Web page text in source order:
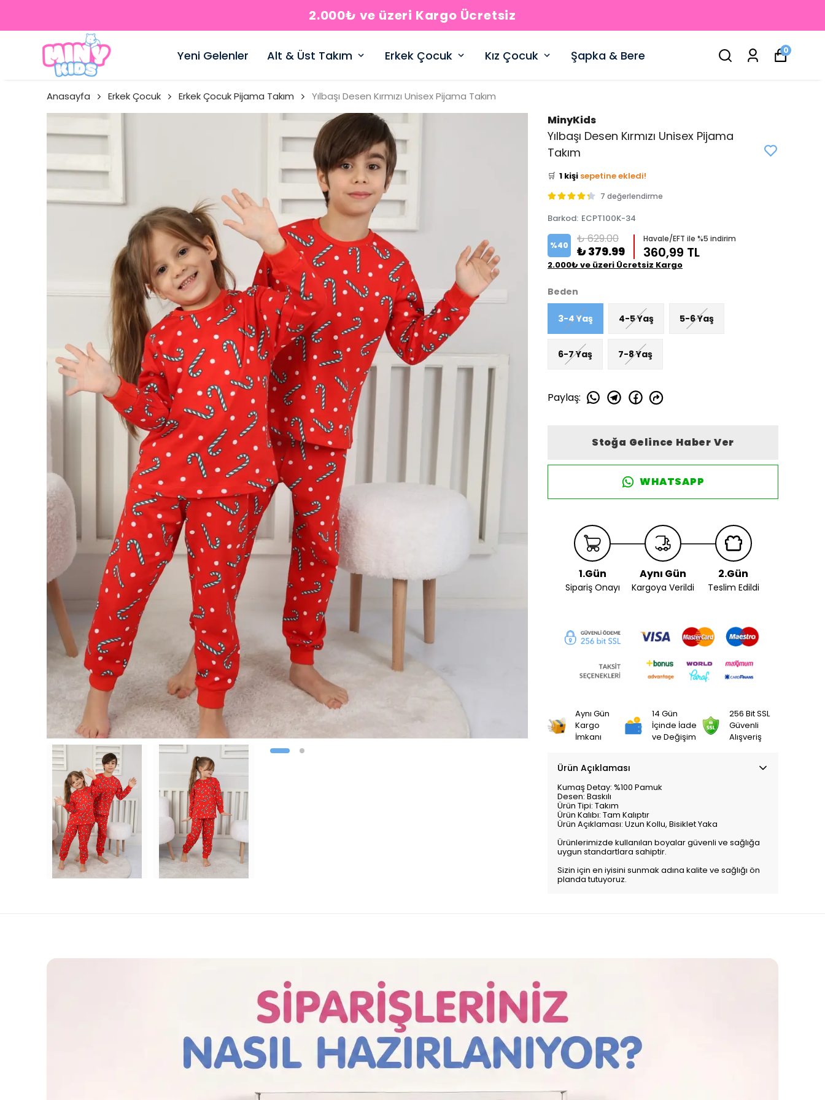
2.000₺ ve üzeri Kargo Ücretsiz
Yeni Gelenler Alt & Üst Takım Erkek Çocuk Kız Çocuk Şapka & Bere 0
Anasayfa Erkek Çocuk Erkek Çocuk Pijama Takım Yılbaşı Desen Kırmızı Unisex Pijama Takım
MinyKids
Yılbaşı Desen Kırmızı Unisex Pijama
Takım
👀 Şu an
🛒 1 kişi sepetine ekledi!
✅
Bugün 0 adet7 değerlendirme
Barkod: ECPT100K-34
%40 ₺ 629.00
₺ 379.99
Havale/EFT ile %5 indirim
360,99 TL
2.000₺ ve üzeri Ücretsiz Kargo
Beden
3-4 Yaş 4-5 Yaş 5-6 Yaş
6-7 Yaş 7-8 Yaş
Paylaş:
Stoğa Gelince Haber Ver
WHATSAPP
1.Gün
Sipariş Onayı
Aynı Gün
Kargoya Verildi
2.Gün
Teslim Edildi
Aynı Gün
Kargo
İmkanı
14 Gün
İçinde İade
ve Değişim
256 Bit SSL
Güvenli
Alışveriş
Ürün Açıklaması
Kumaş Detay: %100 Pamuk
Desen: Baskılı
Ürün Tipi: Takım
Ürün Kalıbı: Tam Kalıptır
Ürün Açıklaması: Uzun Kollu, Bisiklet Yaka
Ürünlerimizde kullanılan boyalar güvenli ve sağlığa
uygun standartlara sahiptir.
Sizin için en iyisini sunmak adına kalite ve sağlığı ön
planda tutuyoruz.